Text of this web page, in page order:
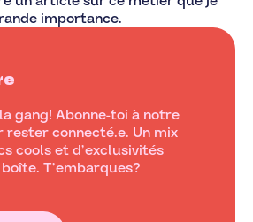
importance.
gang! Abonne-toi à notre
connecté.e. Un mix
cools et d’exclusivités
T’embarques?